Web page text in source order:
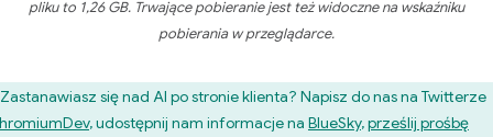
pliku to 1,26 GB. Trwające pobieranie jest też widoczne na wskaźniku
pobierania w przeglądarce.
Zastanawiasz się nad AI po stronie klienta? Napisz do nas na Twitterze
, udostępnij nam informacje na BlueSky,prześlij prośbę